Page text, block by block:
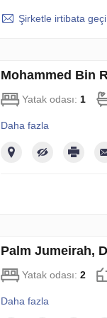
Şirketle irtibata
Mohammed Bin
Yatak odası: 1
Daha fazla
Palm Jumeirah,
Yatak odası: 2
Daha fazla